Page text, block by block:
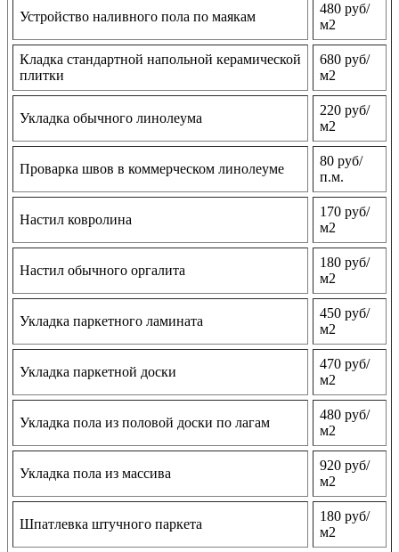
Устройство наливного пола по маякам
480 руб/
м2
Кладка стандартной напольной керамической
плитки
680 руб/
м2
Укладка обычного линолеума
220 руб/
м2
Проварка швов в коммерческом линолеуме
80 руб/
п.м.
Настил ковролина
170 руб/
м2
Настил обычного оргалита
180 руб/
м2
Укладка паркетного ламината
450 руб/
м2
Укладка паркетной доски
470 руб/
м2
Укладка пола из половой доски по лагам
480 руб/
м2
Укладка пола из массива
920 руб/
м2
Шпатлевка штучного паркета
180 руб/
м2